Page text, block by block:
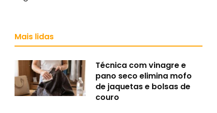
Mais lidas
Técnica com vinagre e
pano seco elimina mofo
de jaquetas e bolsas de
couro